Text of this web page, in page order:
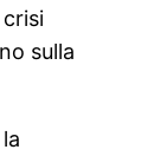
sulla